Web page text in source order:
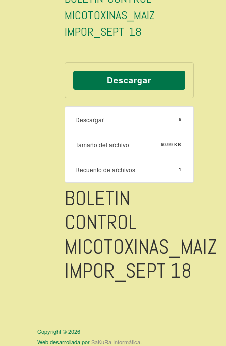
MICOTOXINAS_MAIZ
IMPOR_SEPT 18
Descargar
Descargar 6
Tamaño del archivo 60.99 KB
Recuento de archivos 1
BOLETIN
CONTROL
MICOTOXINAS_MAIZ
IMPOR_SEPT 18
Copyright © 2026
Web desarrollada porSaKuRa Informática.